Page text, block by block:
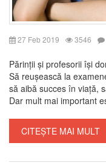
27 Feb 2019 3546
Părinții și profesorii își
Să reușească la
să aibă succes în viață,
Dar mult mai important
CITEȘTE MAI MULT